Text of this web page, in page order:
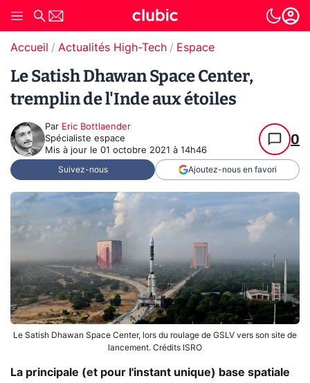
Accueil Actualités High-Tech Espace
Le Satish Dhawan Space Center,
tremplin de l'Inde aux étoiles
Par Eric Bottlaender
Spécialiste espace
Mis à jour le 01 octobre 2021 à 14h46
0
Suivez-nous Ajoutez-nous en favori
Le Satish Dhawan Space Center, lors du roulage de GSLV vers son site de
lancement. Crédits ISRO
La principale (et pour l'instant unique) base spatiale